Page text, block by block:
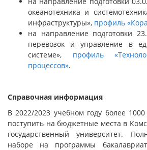
океанотехника и
инфраструктуры», профиль
на направление подготовки
перевозок и управление в
системе», профиль
процессов».
Справочная информация
В 2022/2023 учебном году более
поступить на бюджетные места в
государственный университет.
наборе на программы